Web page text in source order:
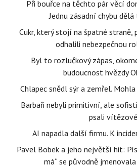
Při bouřce na těchto pár věcí
Jednu zásadní chybu
Cukr, který stojí na špatné straně,
odhalili nebezpečnou
Byl to rozlučkový zápas,
budoucnost hvězdy
Chlapec snědl sýr a zemřel.
Barbaři nebyli primitivní, ale
psali vítězové
AI napadla další firmu. K
Pavel Bobek a jeho největší hit:
má“ se původně